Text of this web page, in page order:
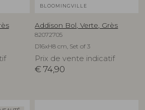
BLOOMINGVILLE
Addison Bol, Verte, Grès
82072705
D16xH8 cm, Set of 3
Prix de vente indicatif
€ 74,90